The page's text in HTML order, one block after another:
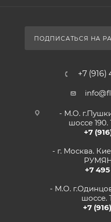
ПОДПИСАТЬСЯ НА
+7 (916)
- М.О.
шоссе
+7
- г. Москва.
+7
- М.О.
шоссе.
+7